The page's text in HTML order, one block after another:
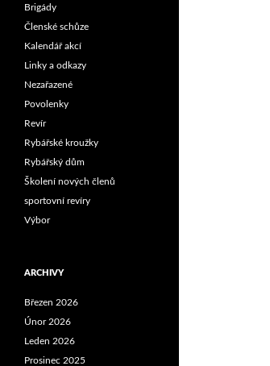
Brigády
Členské schůze
Kalendář akcí
Linky a odkazy
Nezařazené
Povolenky
Revír
Rybářské kroužky
Rybářský dům
Školení nových členů
sportovní revíry
Výbor
ARCHIVY
Březen 2026
Únor 2026
Leden 2026
Prosinec 2025